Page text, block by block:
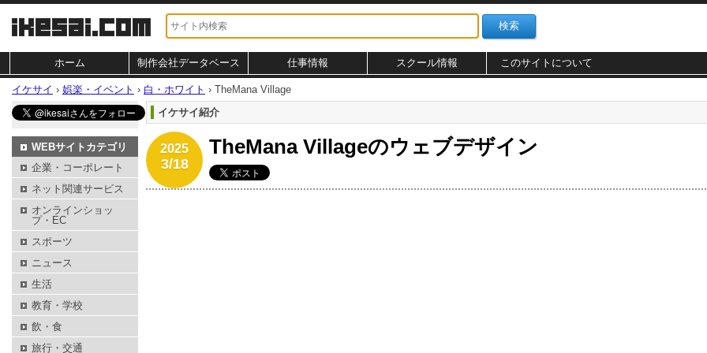
ホーム 制作会社データベース 仕事情報 スクール情報 このサイトについて
イケサイ › 娯楽・イベント › 白・ホワイト › TheMana Village
イケサイ紹介
2025
3/18
TheMana Villageのウェブデザイン
WEBサイトカテゴリ
企業・コーポレート
ネット関連サービス
オンラインショッ
プ・EC
スポーツ
ニュース
生活
教育・学校
飲・食
旅行・交通